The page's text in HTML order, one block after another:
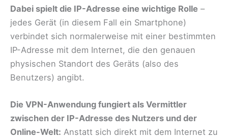
Dabei spielt die IP-Adresse eine wichtige Rolle –
jedes Gerät (in diesem Fall ein Smartphone)
verbindet sich normalerweise mit einer bestimmten
IP-Adresse mit dem Internet, die den genauen
physischen Standort des Geräts (also des
Benutzers) angibt.
Die VPN-Anwendung fungiert als Vermittler
zwischen der IP-Adresse des Nutzers und der
Online-Welt: Anstatt sich direkt mit dem Internet zu